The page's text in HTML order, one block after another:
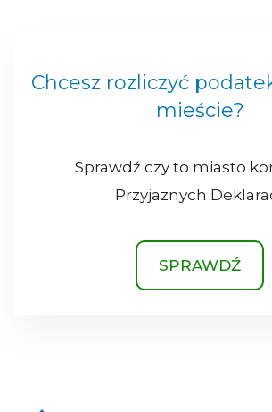
Chcesz rozliczyć
mieście?
Sprawdź czy to miasto
Przyjaznych
SPRAWDŹ